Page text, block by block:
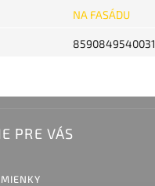
NA FASÁDU
8590849540031
PRE VÁS